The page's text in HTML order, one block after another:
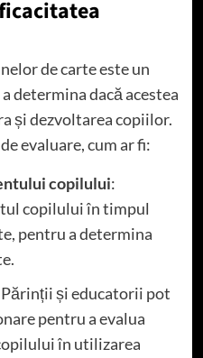
de carte este un
determina dacă acestea
și dezvoltarea copiilor.
evaluare, cum ar fi:
copilului:
copilului în timpul
pentru a determina
Părinții și educatorii pot
pentru a evalua
în utilizarea